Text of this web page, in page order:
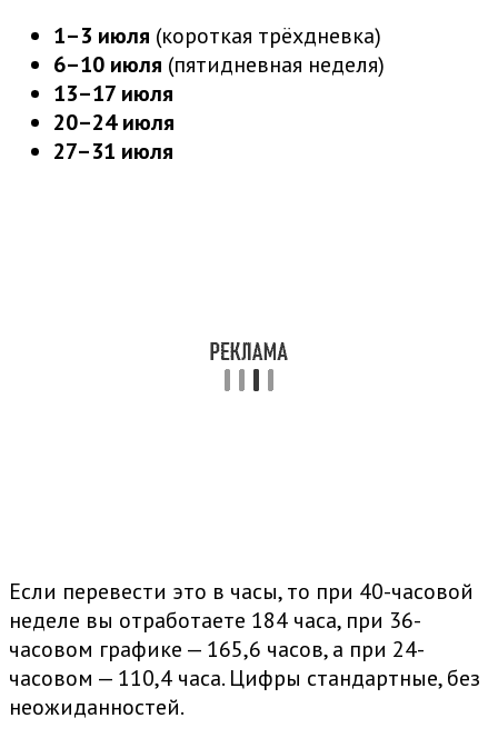
1–3 июля (короткая трёхдневка)
6–10 июля (пятидневная неделя)
13–17 июля
20–24 июля
27–31 июля
Если перевести это в часы, то при 40-часовой
неделе вы отработаете 184 часа, при 36-
часовом графике — 165,6 часов, а при 24-
часовом — 110,4 часа. Цифры стандартные, без
неожиданностей.